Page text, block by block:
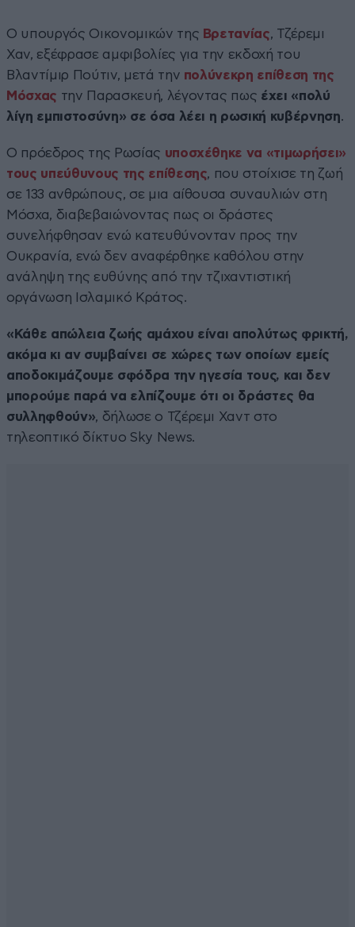
Ο υπουργός Οικονομικών της Βρετανίας, Τζέρεμι
Χαν, εξέφρασε αμφιβολίες για την εκδοχή του
Βλαντίμιρ Πούτιν, μετά την πολύνεκρη επίθεση της
Μόσχας την Παρασκευή, λέγοντας πως έχει «πολύ
λίγη εμπιστοσύνη» σε όσα λέει η ρωσική κυβέρνηση.
Ο πρόεδρος της Ρωσίας υποσχέθηκε να «τιμωρήσει»
τους υπεύθυνους της επίθεσης, που στοίχισε τη ζωή
σε 133 ανθρώπους, σε μια αίθουσα συναυλιών στη
Μόσχα, διαβεβαιώνοντας πως οι δράστες
συνελήφθησαν ενώ κατευθύνονταν προς την
Ουκρανία, ενώ δεν αναφέρθηκε καθόλου στην
ανάληψη της ευθύνης από την τζιχαντιστική
οργάνωση Ισλαμικό Κράτος.
«Κάθε απώλεια ζωής αμάχου είναι απολύτως φρικτή,
ακόμα κι αν συμβαίνει σε χώρες των οποίων εμείς
αποδοκιμάζουμε σφόδρα την ηγεσία τους, και δεν
μπορούμε παρά να ελπίζουμε ότι οι δράστες θα
συλληφθούν», δήλωσε ο Τζέρεμι Χαντ στο
τηλεοπτικό δίκτυο Sky News.